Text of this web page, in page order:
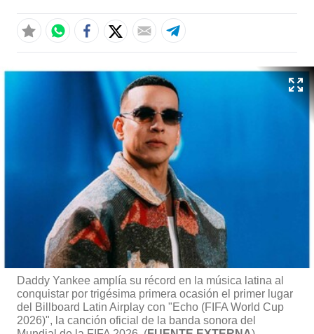
Daddy Yankee amplía su récord en la música latina al
conquistar por trigésima primera ocasión el primer lugar
del Billboard Latin Airplay con "Echo (FIFA World Cup
2026)", la canción oficial de la banda sonora del